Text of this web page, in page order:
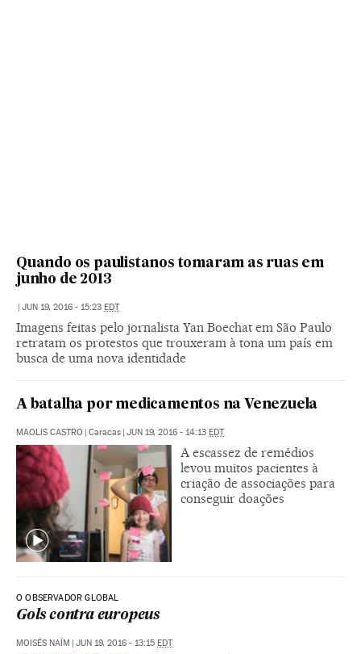
Quando os paulistanos tomaram as ruas em
junho de 2013
| JUN 19, 2016 - 15:23 EDT
Imagens feitas pelo jornalista Yan Boechat em São Paulo
retratam os protestos que trouxeram à tona um país em
busca de uma nova identidade
A batalha por medicamentos na Venezuela
MAOLIS CASTRO | Caracas | JUN 19, 2016 - 14:13 EDT
A escassez de remédios
levou muitos pacientes à
criação de associações para
conseguir doações
O OBSERVADOR GLOBAL
Gols contra europeus
MOISÉS NAÍM | JUN 19, 2016 - 13:15 EDT